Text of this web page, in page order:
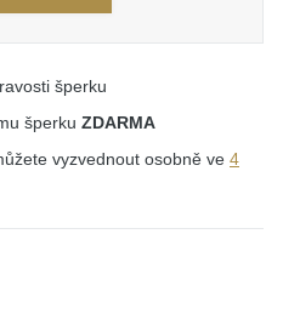
šperku
šperku ZDARMA
vyzvednout osobně ve 4